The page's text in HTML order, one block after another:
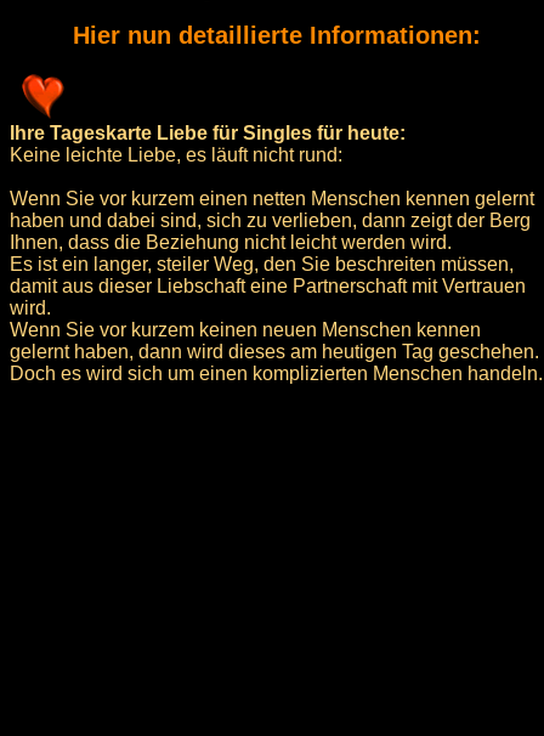
Hier nun detaillierte Informationen:
Ihre Tageskarte Liebe für Singles für heute:
Keine leichte Liebe, es läuft nicht rund:
Wenn Sie vor kurzem einen netten Menschen kennen gelernt
haben und dabei sind, sich zu verlieben, dann zeigt der Berg
Ihnen, dass die Beziehung nicht leicht werden wird.
Es ist ein langer, steiler Weg, den Sie beschreiten müssen,
damit aus dieser Liebschaft eine Partnerschaft mit Vertrauen
wird.
Wenn Sie vor kurzem keinen neuen Menschen kennen
gelernt haben, dann wird dieses am heutigen Tag geschehen.
Doch es wird sich um einen komplizierten Menschen handeln.